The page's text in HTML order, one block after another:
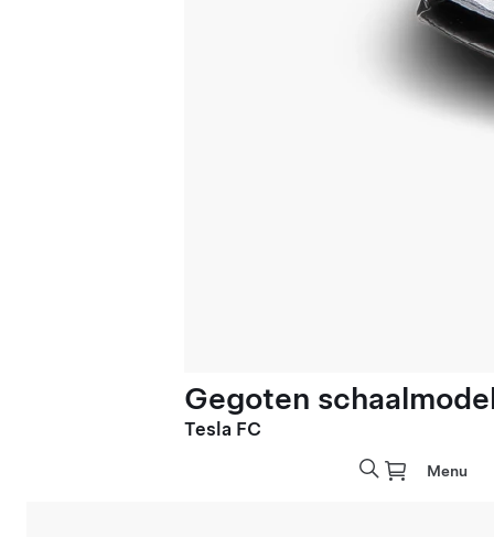
Gegoten
Tesla FC
Menu